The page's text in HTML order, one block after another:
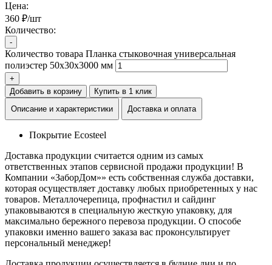
Цена:
360 ₽/шт
Количество:
-
Количество товара Планка стыковочная универсальная
полиэстер 50х30х3000 мм
+
Добавить в корзину
Купить в 1 клик
Описание и характеристики
Доставка и оплата
Покрытие Ecosteel
Доставка продукции считается одним из самых
ответственных этапов сервисной продажи продукции! В
Компании «ЗаборДом»» есть собственная служба доставки,
которая осуществляет доставку любых приобретенных у нас
товаров. Металлочерепица, профнастил и сайдинг
упаковываются в специальную жесткую упаковку, для
максимально бережного перевоза продукции. О способе
упаковки именно вашего заказа вас проконсультирует
персональный менеджер!